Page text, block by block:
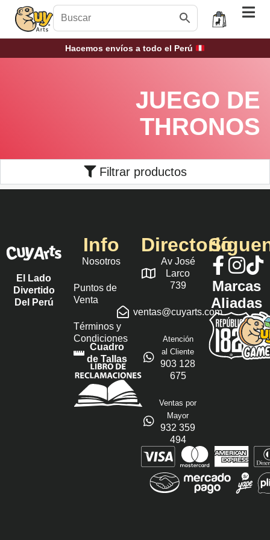
Hacemos envíos a todo el Perú
JUEGO DE
THRONOS
Filtrar productos
El Lado
Divertido
Del Perú
Info
Nosotros
Puntos de
Venta
Términos y
Condiciones
Cuadro
de Tallas
Directorio
Av José
Larco
739
ventas@cuyarts.com
Atención
al Cliente
903 128
675
Ventas por
Mayor
932 359
494
Marcas
Aliadas